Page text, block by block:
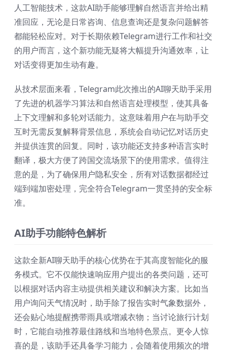
人工智能技术，这款AI助手能够理解自然语言并给出精
准回应，无论是日常咨询、信息查询还是复杂问题解答
都能轻松应对。对于长期依赖Telegram进行工作和社交
的用户而言，这个新功能无疑将大幅提升沟通效率，让
对话变得更加生动有趣。
从技术层面来看，Telegram此次推出的AI聊天助手采用
了先进的机器学习算法和自然语言处理模型，使其具备
上下文理解和多轮对话能力。这意味着用户在与助手交
互时无需反复解释背景信息，系统会自动记忆对话历史
并提供连贯的回复。同时，该功能还支持多种语言实时
翻译，极大方便了跨国交流场景下的使用需求。值得注
意的是，为了确保用户隐私安全，所有对话数据都经过
端到端加密处理，完全符合Telegram一贯坚持的安全标
准。
AI助手功能特色解析
这款全新AI聊天助手的核心优势在于其高度智能化的服
务模式。它不仅能快速响应用户提出的各类问题，还可
以根据对话内容主动提供相关建议和解决方案。比如当
用户询问天气情况时，助手除了报告实时气象数据外，
还会贴心地提醒携带雨具或增减衣物；当讨论旅行计划
时，它能自动推荐最佳路线和当地特色景点。更令人惊
喜的是，该助手还具备学习能力，会随着使用频次的增